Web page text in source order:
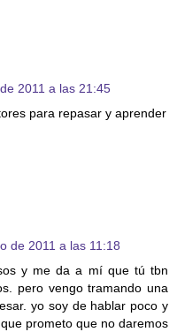
2011 a las 21:45
para repasar y aprender
de 2011 a las 11:18
y me da a mí que tú tbn
pero vengo tramando una
yo soy de hablar poco y
prometo que no daremos